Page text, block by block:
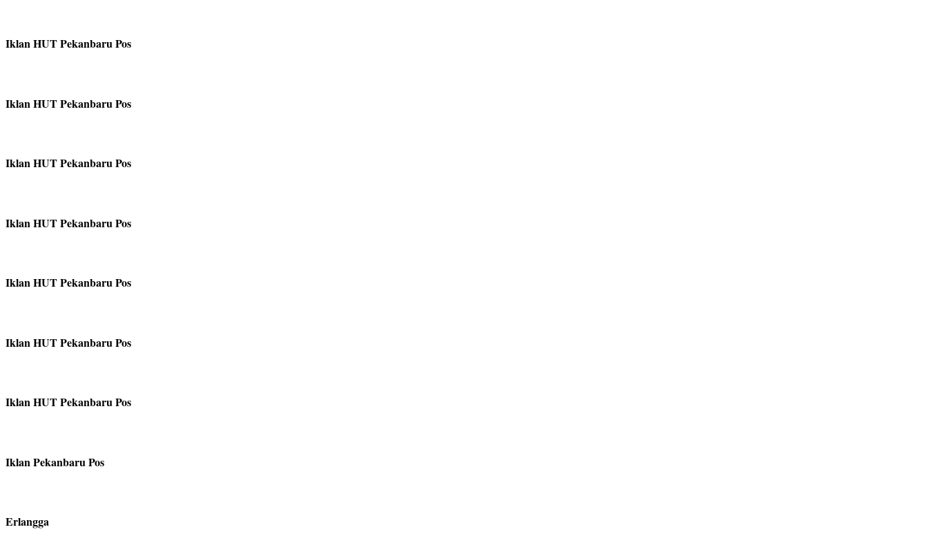
Iklan HUT Pekanbaru Pos
Iklan HUT Pekanbaru Pos
Iklan HUT Pekanbaru Pos
Iklan HUT Pekanbaru Pos
Iklan HUT Pekanbaru Pos
Iklan HUT Pekanbaru Pos
Iklan HUT Pekanbaru Pos
Iklan Pekanbaru Pos
Erlangga